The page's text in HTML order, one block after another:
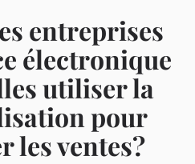
entreprises
électronique
utiliser la
pour
les ventes?